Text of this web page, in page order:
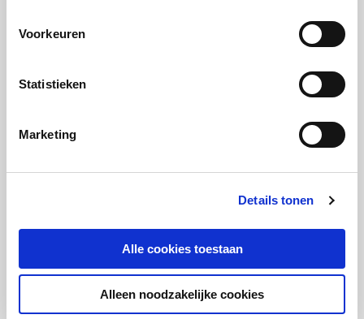
Voorkeuren
Statistieken
Marketing
Details tonen
Alle cookies toestaan
Alleen noodzakelijke cookies
faciliteiten die het Miele Experience Center te bieden
heeft, maar naast de faciliteiten die overigens excellent
waren, hebben we vooral genoten van de hulp en kunde
van het team achter de plek. Sandra, Tim, de Miele chefs
en alle anderen in het team hebben ons op alle vlakken
bijgestaan met veel goede raad en uitstekende service.
Zaken die wij bij deze eerste editie over het hoofd
hadden kunnen zien hebben ze ons bij geholpen en voor
Marketing & Events Manager | De Goede & De Stoute